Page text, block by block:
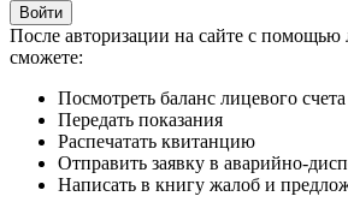
После авторизации на сайте с помощью
сможете:
Посмотреть баланс лицевого счета
Передать показания
Распечатать квитанцию
Отправить заявку в аварийно-
Написать в книгу жалоб и